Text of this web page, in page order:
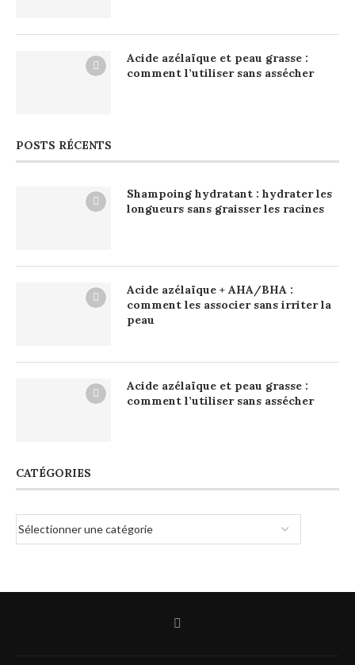
Acide azélaïque et peau grasse :
comment l’utiliser sans assécher
POSTS RÉCENTS
Shampoing hydratant : hydrater les
longueurs sans graisser les racines
Acide azélaïque + AHA/BHA :
comment les associer sans irriter la
peau
Acide azélaïque et peau grasse :
comment l’utiliser sans assécher
CATÉGORIES